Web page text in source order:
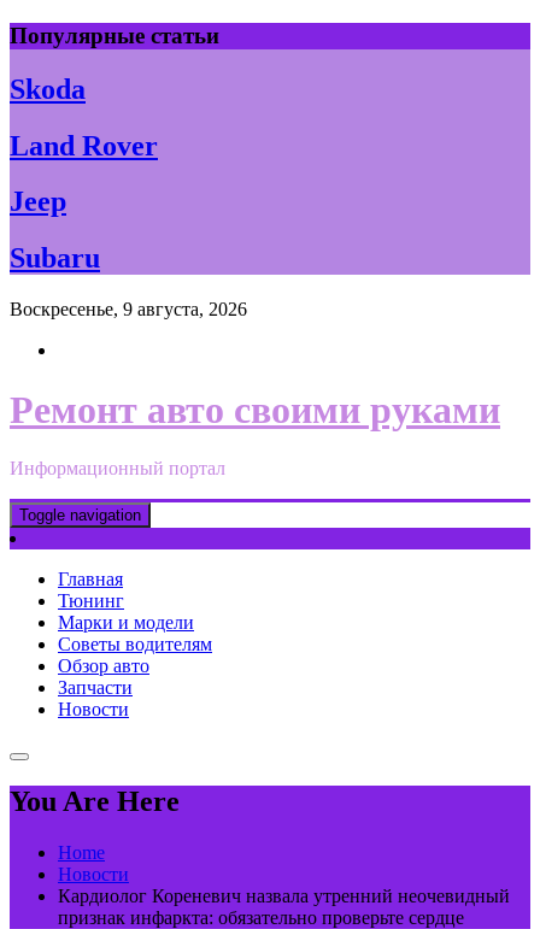
Skip
to
content
Популярные статьи
Skoda
Land Rover
Jeep
Subaru
Воскресенье, 9 августа, 2026
Ремонт авто своими руками
Информационный портал
Toggle navigation
Главная
Тюнинг
Марки и модели
Советы водителям
Обзор авто
Запчасти
Новости
You Are Here
Home
Новости
Кардиолог Кореневич назвала утренний неочевидный
признак инфаркта: обязательно проверьте сердце